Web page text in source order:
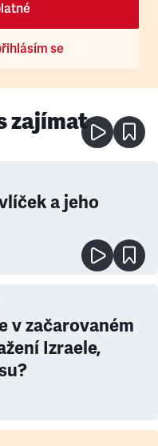
se
zajímat
a jeho
v začarovaném
Izraele,